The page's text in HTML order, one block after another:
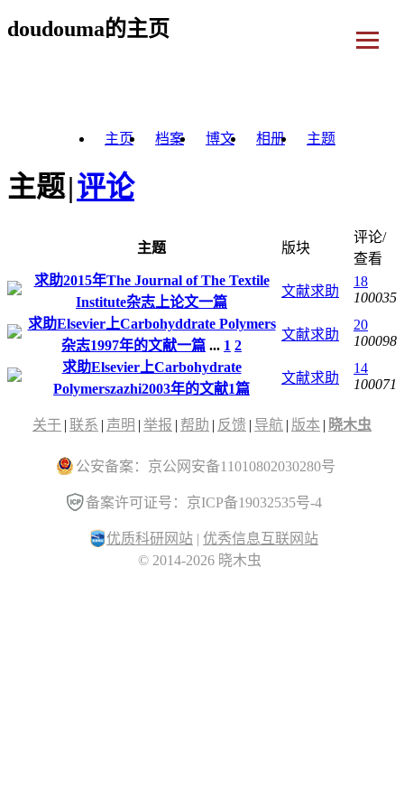
doudouma的主页
主页 档案 博文 相册 主题
主题|评论
主题 版块
评论/
查看
求助2015年The Journal of The Textile
Institute杂志上论文一篇
文献求助
18
100035
求助Elsevier上Carbohyddrate Polymers
杂志1997年的文献一篇 ... 1 2
文献求助
20
100098
求助Elsevier上Carbohydrate
Polymerszazhi2003年的文献1篇
文献求助
14
100071
关于 | 联系 | 声明 | 举报 | 帮助 | 反馈 | 导航 | 版本 | 晓木虫
公安备案：京公网安备11010802030280号
备案许可证号：京ICP备19032535号-4
优质科研网站 | 优秀信息互联网站
© 2014-2026 晓木虫